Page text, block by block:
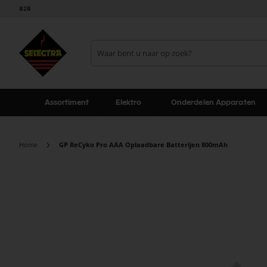
B2B
Assortiment Elektro Onderdelen Apparaten
Home GP ReCyko Pro AAA Oplaadbare Batterijen 800mAh